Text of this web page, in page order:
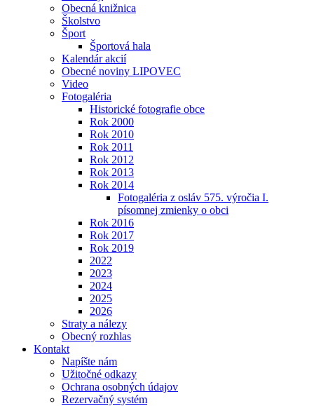
Obecná knižnica
Školstvo
Šport
Športová hala
Kalendár akcií
Obecné noviny LIPOVEC
Video
Fotogaléria
Historické fotografie obce
Rok 2000
Rok 2010
Rok 2011
Rok 2012
Rok 2013
Rok 2014
Fotogaléria z osláv 575. výročia I.
písomnej zmienky o obci
Rok 2016
Rok 2017
Rok 2019
2022
2023
2024
2025
2026
Straty a nálezy
Obecný rozhlas
Kontakt
Napíšte nám
Užitočné odkazy
Ochrana osobných údajov
Rezervačný systém